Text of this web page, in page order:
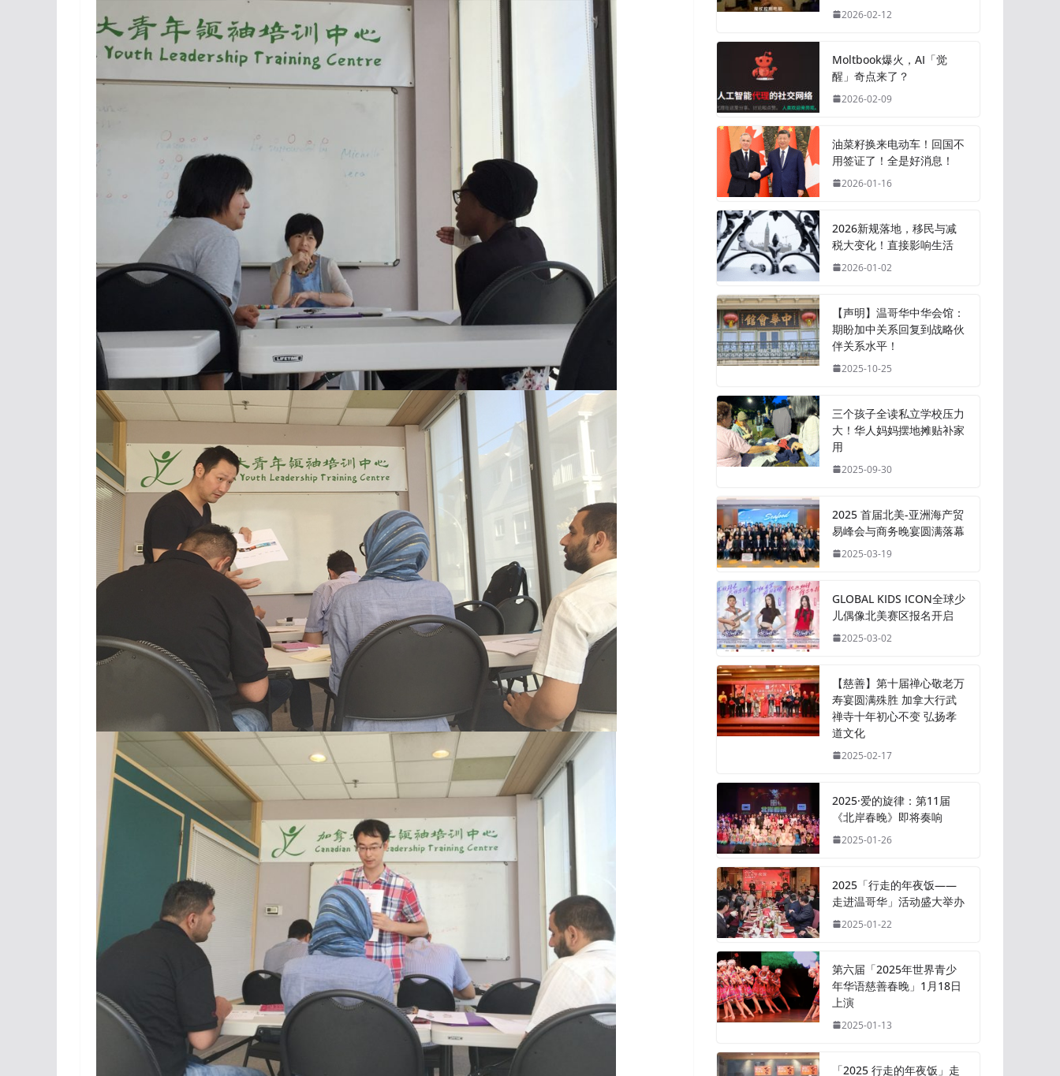
2026-02-12
Moltbook爆火，AI「觉
醒」奇点来了？
2026-02-09
油菜籽换来电动车！回国不
用签证了！全是好消息！
2026-01-16
2026新规落地，移民与减
税大变化！直接影响生活
2026-01-02
【声明】温哥华中华会馆：
期盼加中关系回复到战略伙
伴关系水平！
2025-10-25
三个孩子全读私立学校压力
大！华人妈妈摆地摊贴补家
用
2025-09-30
2025 首届北美-亚洲海产贸
易峰会与商务晚宴圆满落幕
2025-03-19
GLOBAL KIDS ICON全球少
儿偶像北美赛区报名开启
2025-03-02
【慈善】第十届禅心敬老万
寿宴圆满殊胜 加拿大行武
禅寺十年初心不变 弘扬孝
道文化
2025-02-17
2025·爱的旋律：第11届
《北岸春晚》即将奏响
2025-01-26
2025「行走的年夜饭——
走进温哥华」活动盛大举办
2025-01-22
第六届「2025年世界青少
年华语慈善春晚」1月18日
上演
2025-01-13
「2025 行走的年夜饭」走